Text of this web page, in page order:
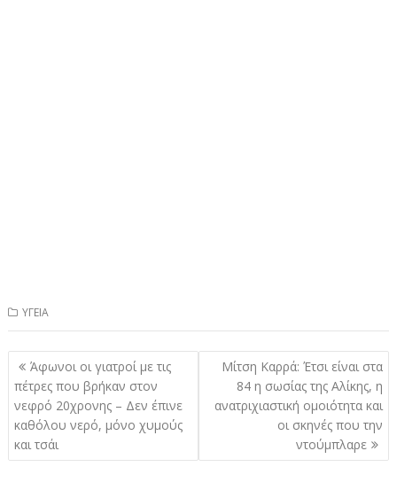
ΥΓΕΙΑ
Πλοήγηση
άρθρων
Άφωνοι οι γιατροί με τις
πέτρες που βρήκαν στον
νεφρό 20χρονης – Δεν έπινε
καθόλου νερό, μόνο χυμούς
και τσάι
Μίτση Καρρά: Έτσι είναι στα
84 η σωσίας της Αλίκης, η
ανατριχιαστική ομοιότητα και
οι σκηνές που την
ντούμπλαρε